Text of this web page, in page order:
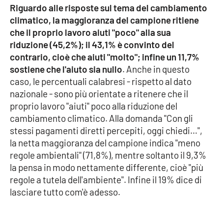
Vibo Valentia
Reggio Calabria
Cosenza
Lamezia Terme
PROGETTI
SPECIALI
Buona Sanità Calabria
LA
CALABRIAVISIONE
Riguardo alle risposte sul tema del cambiamento
climatico, la maggioranza del campione ritiene
che il proprio lavoro aiuti "poco" alla sua
riduzione (45,2%); il 43,1% è convinto del
contrario, cioè che aiuti "molto"; infine un 11,7%
sostiene che l'aiuto sia nullo. Anche in questo
caso, le percentuali calabresi - rispetto al dato
nazionale - sono più orientate a ritenere che il
proprio lavoro "aiuti" poco alla riduzione del
cambiamento climatico. Alla domanda "Con gli
stessi pagamenti diretti percepiti, oggi chiedi…",
la netta maggioranza del campione indica "meno
regole ambientali" (71,8%), mentre soltanto il 9,3%
la pensa in modo nettamente differente, cioè "più
regole a tutela dell'ambiente". Infine il 19% dice di
lasciare tutto com'è adesso.